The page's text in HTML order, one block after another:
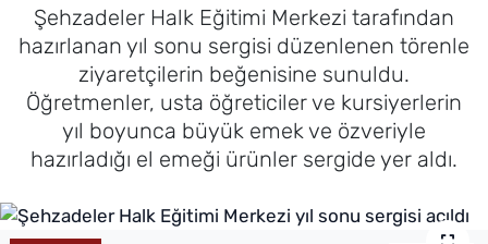
Şehzadeler Halk Eğitimi Merkezi tarafından
hazırlanan yıl sonu sergisi düzenlenen törenle
ziyaretçilerin beğenisine sunuldu.
Öğretmenler, usta öğreticiler ve kursiyerlerin
yıl boyunca büyük emek ve özveriyle
hazırladığı el emeği ürünler sergide yer aldı.
EĞİTİM
SAĞLIK
YAŞAM
MAGAZİN
Tüm Manşetler
Son Dakika Haberleri
Haber Arşivi